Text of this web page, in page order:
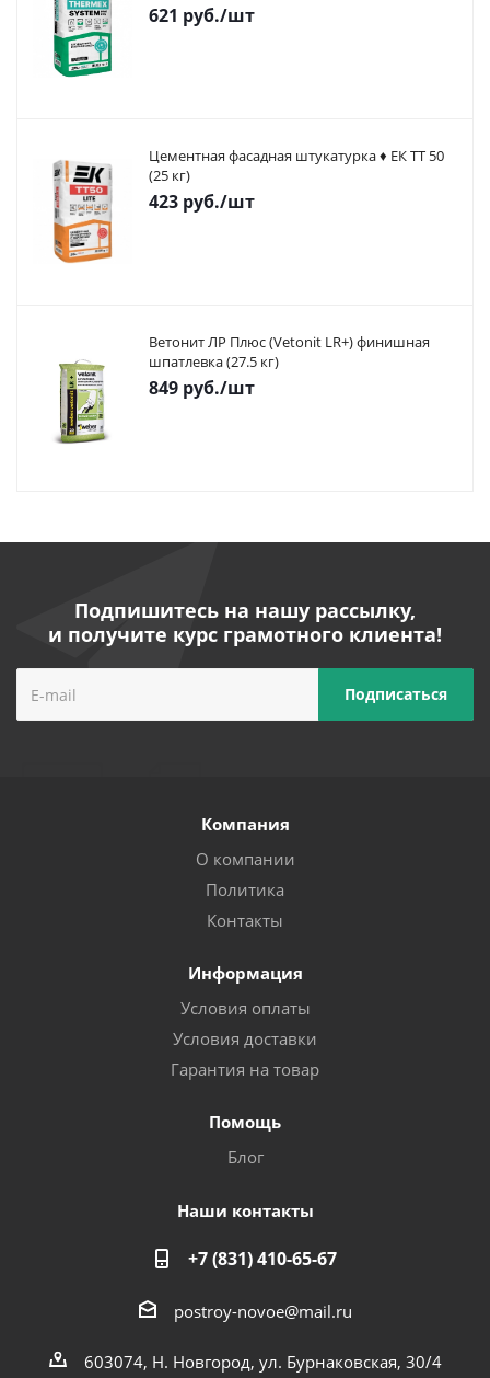
621 руб./шт
Цементная фасадная штукатурка ♦ ЕК ТТ 50
(25 кг)
423 руб./шт
Ветонит ЛР Плюс (Vetonit LR+) финишная
шпатлевка (27.5 кг)
849 руб./шт
Подпишитесь на нашу рассылку,
и получите курс грамотного клиента!
Компания
О компании
Политика
Контакты
Информация
Условия оплаты
Условия доставки
Гарантия на товар
Помощь
Блог
Наши контакты
+7 (831) 410-65-67
postroy-novoe@mail.ru
603074, Н. Новгород, ул. Бурнаковская, 30/4